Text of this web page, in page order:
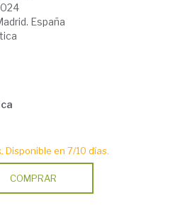
España
Disponible en 7/10 días.
COMPRAR